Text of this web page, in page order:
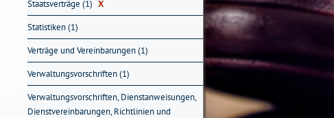
Staatsverträge (1) X
Statistiken (1)
Verträge und Vereinbarungen (1)
Verwaltungsvorschriften (1)
Verwaltungsvorschriften, Dienstanweisungen,
Dienstvereinbarungen, Richtlinien und